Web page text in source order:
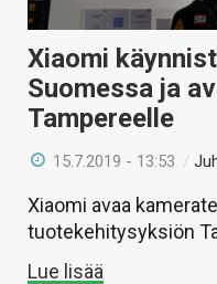
Xiaomi
Suomessa ja
Tampereelle
15.7.2019 - 13:53 /
Xiaomi avaa
tuotekehitysyksiön
Lue lisää